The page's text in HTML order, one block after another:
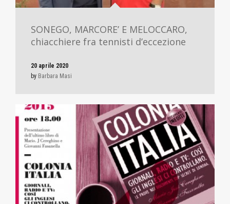
SONEGO, MARCORE’ E MELOCCARO,
chiacchiere fra tennisti d’eccezione
20 aprile 2020
by Barbara Masi